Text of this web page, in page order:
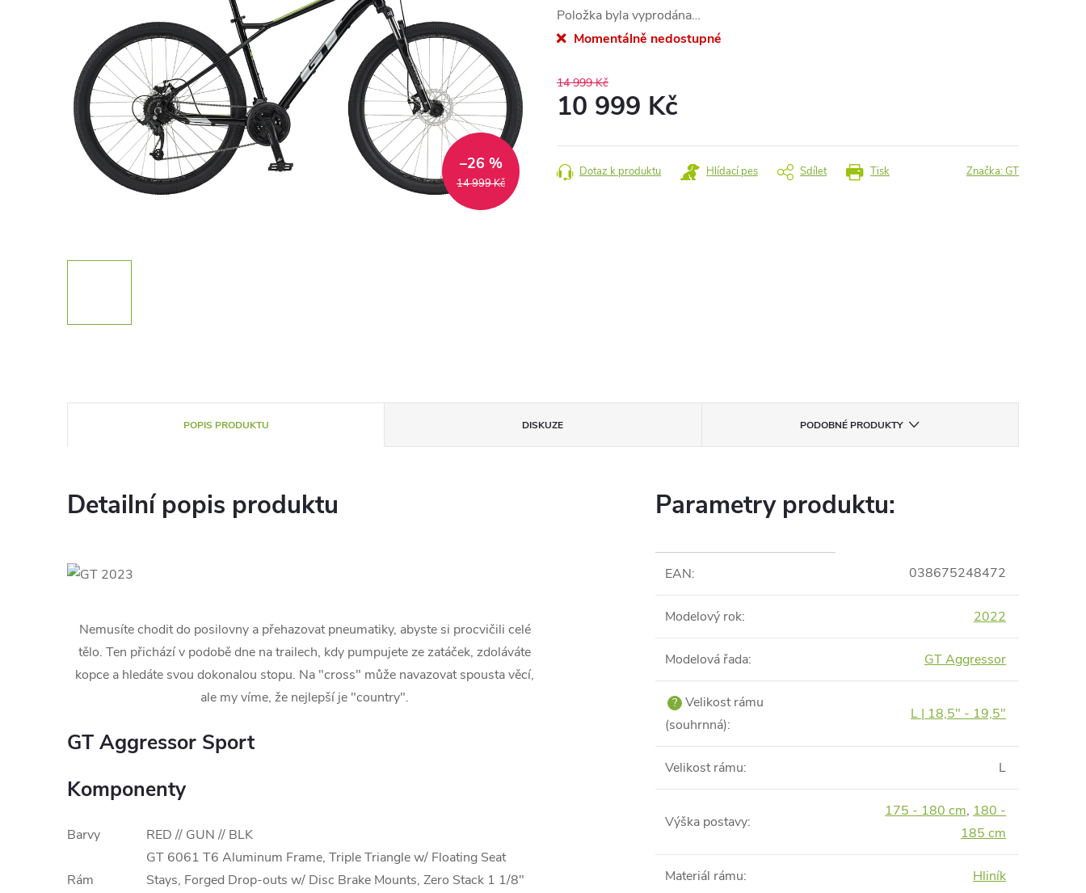
14 999 Kč
–26 %
Položka byla vyprodána…
Momentálně nedostupné
14 999 Kč
10 999 Kč
cena:
Tisk
Dotaz k produktu Hlídací pes Sdílet Značka:GT
POPIS PRODUKTU DISKUZE PODOBNÉ PRODUKTY
Detailní popis produktu
Nemusíte chodit do posilovny a přehazovat pneumatiky, abyste si procvičili celé
tělo. Ten přichází v podobě dne na trailech, kdy pumpujete ze zatáček, zdoláváte
kopce a hledáte svou dokonalou stopu. Na "cross" může navazovat spousta věcí,
ale my víme, že nejlepší je "country".
GT Aggressor Sport
Komponenty
Barvy RED // GUN // BLK
Rám
GT 6061 T6 Aluminum Frame, Triple Triangle w/ Floating Seat
Stays, Forged Drop-outs w/ Disc Brake Mounts, Zero Stack 1 1/8"
Parametry produktu:
EAN: 038675248472
Modelový rok: 2022
Modelová řada: GT Aggressor
? Velikost rámu
(souhrnná):
L | 18,5" - 19,5"
Velikost rámu: L
Výška postavy:
175 - 180 cm, 180 -
185 cm
Materiál rámu: Hliník